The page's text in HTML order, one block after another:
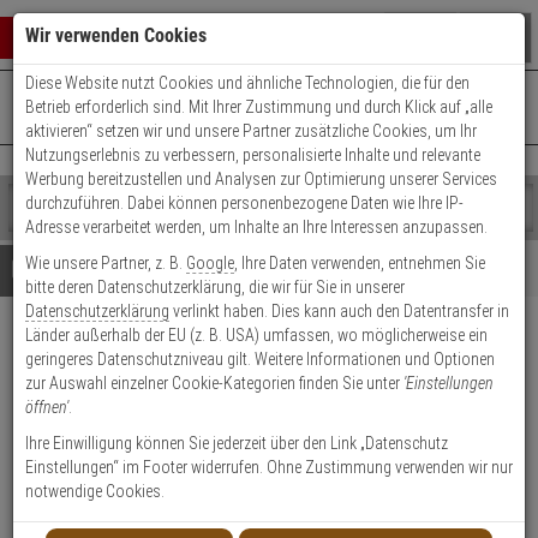
0 ARTIKEL IM WARENKORB
Ihr Warenkorb ist momentan leer.
Ergebnisse ()
Fertig
Shop
durchsuchen
Bitte
geben
Sie
mindestens
Zeichen
ein,
um
Suche
Es
wurde
noch
Kategorien
Suche
gestartet
+49 (0)821 899 493-0Mo. - Do.: 8:00 - 16:30 | Fr.: 8:00 - 14:00 Uhr
Kontaktservice nutzen
Details Beratung
Burg Wächter BK 92 M SB
gleichschließend
Produktmerkmale Lagerabverkauf
Wir verwenden Cookies
Diese Website nutzt Cookies und ähnliche Technologien, die für den
Betrieb erforderlich sind. Mit Ihrer Zustimmung und durch Klick auf „alle
aktivieren“ setzen wir und unsere Partner zusätzliche Cookies, um Ihr
Nutzungserlebnis zu verbessern, personalisierte Inhalte und relevante
Werbung bereitzustellen und Analysen zur Optimierung unserer Services
durchzuführen. Dabei können personenbezogene Daten wie Ihre IP-
Adresse verarbeitet werden, um Inhalte an Ihre Interessen anzupassen.
Wie unsere Partner, z. B. Google , Ihre Daten verwenden, entnehmen Sie
bitte deren Datenschutzerklärung, die wir für Sie in unserer
Datenschutzerklärung verlinkt haben. Dies kann auch den Datentransfer in
Länder außerhalb der EU (z. B. USA) umfassen, wo möglicherweise ein
geringeres Datenschutzniveau gilt. Weitere Informationen und Optionen
zur Auswahl einzelner Cookie-Kategorien finden Sie unter 'Einstellungen
öffnen'.
Ihre Einwilligung können Sie jederzeit über den Link „Datenschutz
Einstellungen“ im Footer widerrufen. Ohne Zustimmung verwenden wir nur
notwendige Cookies.